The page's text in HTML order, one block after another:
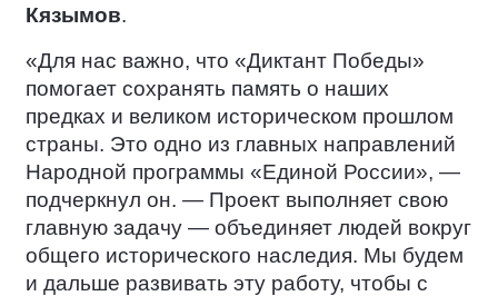
Кязымов.
«Для нас важно, что «Диктант Победы»
помогает сохранять память о наших
предках и великом историческом прошлом
страны. Это одно из главных направлений
Народной программы «Единой России», —
подчеркнул он. — Проект выполняет свою
главную задачу — объединяет людей вокруг
общего исторического наследия. Мы будем
и дальше развивать эту работу, чтобы с